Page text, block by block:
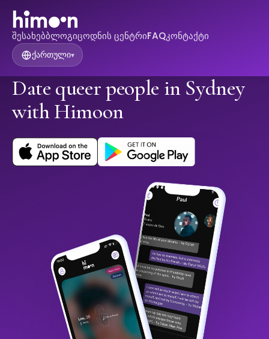
შესახებბლოგიცოდნის ცენტრიFAQკონტაქტი
ქართული▾
Date queer people in Sydney
with Himoon